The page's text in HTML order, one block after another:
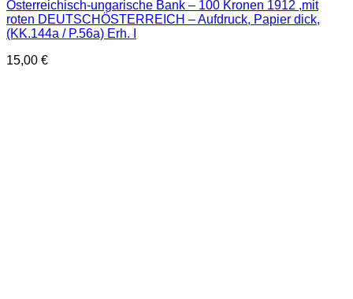
Österreichisch-ungarische Bank – 100 Kronen 1912 ,mit
roten DEUTSCHÖSTERREICH – Aufdruck, Papier dick,
(KK.144a / P.56a) Erh. I
15,00 €